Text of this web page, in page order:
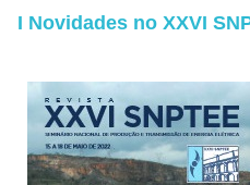
I Novidades no XXVI